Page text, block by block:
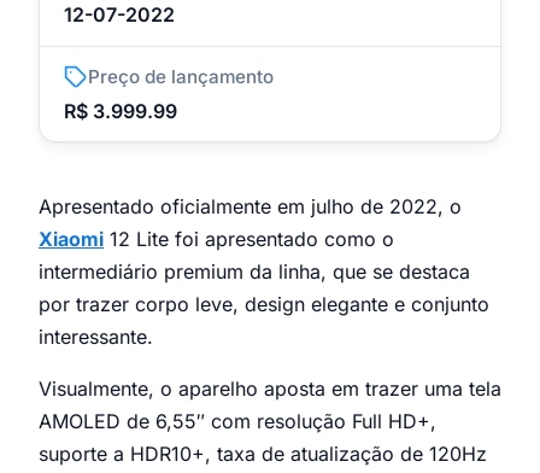
12-07-2022
Preço de lançamento
R$ 3.999.99
Apresentado oficialmente em julho de 2022, o
Xiaomi 12 Lite foi apresentado como o
intermediário premium da linha, que se destaca
por trazer corpo leve, design elegante e conjunto
interessante.
Visualmente, o aparelho aposta em trazer uma tela
AMOLED de 6,55″ com resolução Full HD+,
suporte a HDR10+, taxa de atualização de 120Hz